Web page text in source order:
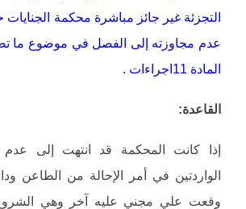
التجزئة غير جائز مباشرة محكمة
عدم مجاوزته إلى الفصل في موضوع ما
المادة 11اجراءات .
القاعدة:
إذا كانت المحكمة قد انتهت إلى عدم
الواردتين في أمر الإحالة من الطاعن
وقعت علي مجني عليه آخر وهي